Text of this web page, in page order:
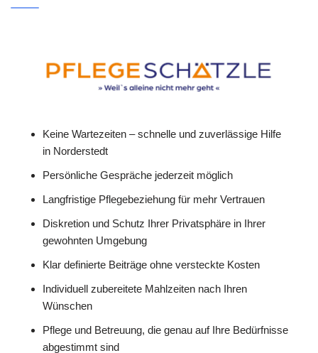
Keine Wartezeiten – schnelle und zuverlässige Hilfe
in Norderstedt
Persönliche Gespräche jederzeit möglich
Langfristige Pflegebeziehung für mehr Vertrauen
Diskretion und Schutz Ihrer Privatsphäre in Ihrer
gewohnten Umgebung
Klar definierte Beiträge ohne versteckte Kosten
Individuell zubereitete Mahlzeiten nach Ihren
Wünschen
Pflege und Betreuung, die genau auf Ihre Bedürfnisse
abgestimmt sind